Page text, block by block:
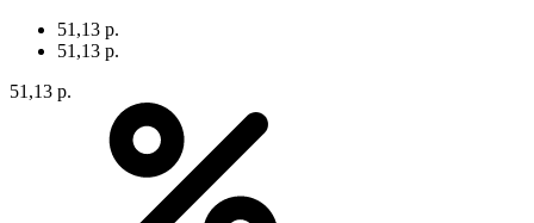
51,13 р.
51,13 р.
51,13 р.